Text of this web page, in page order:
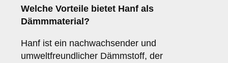
Welche Vorteile bietet Hanf als
Dämmmaterial?
Hanf ist ein nachwachsender und
umweltfreundlicher Dämmstoff, der